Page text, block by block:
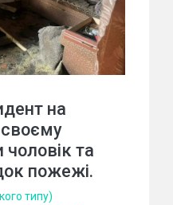
на
своєму
чоловік та
пожежі.
типу)